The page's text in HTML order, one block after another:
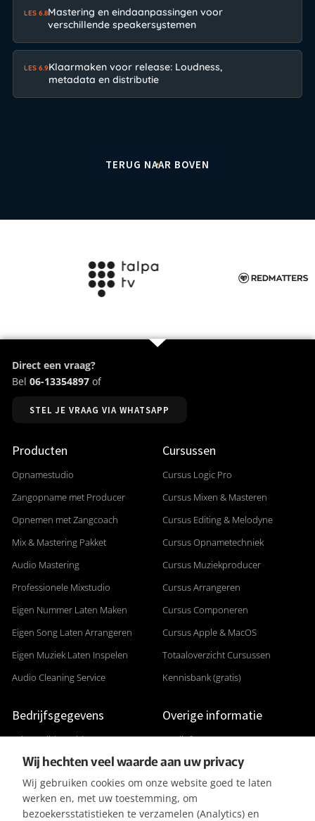
LES 6.8Mastering en eindaanpassingen voor
verschillende speakersystemen
LES 6.9Klaarmaken voor release: Loudness,
metadata en distributie
TERUG NAAR BOVEN
Direct een vraag?
Bel 06-13354897 of
STEL JE VRAAG VIA WHATSAPP
Producten
Opnamestudio
Zangopname met Producer
Opnemen met Zangcoach
Mix & Mastering Pakket
Audio Mastering
Professionele Mixstudio
Eigen Nummer Laten Maken
Eigen Song Laten Arrangeren
Eigen Muziek Laten Inspelen
Audio Cleaning Service
Cursussen
Cursus Logic Pro
Cursus Mixen & Masteren
Cursus Editing & Melodyne
Cursus Opnametechniek
Cursus Muziekproducer
Cursus Arrangeren
Cursus Componeren
Cursus Apple & MacOS
Totaaloverzicht Cursussen
Kennisbank (gratis)
Bedrijfsgegevens
Adres: Gildenveld 89
3892 DE Zeewolde
+31 (0) 36 5226807
KVK 32096182
Overige informatie
Studiofoto's
Apparatuurlijst
Aanleverspecificaties
Reviews & Recensies
Wij hechten veel waarde aan uw privacy
Wij gebruiken cookies om onze website goed te laten
werken en, met uw toestemming, om
bezoekersstatistieken te verzamelen (Analytics) en